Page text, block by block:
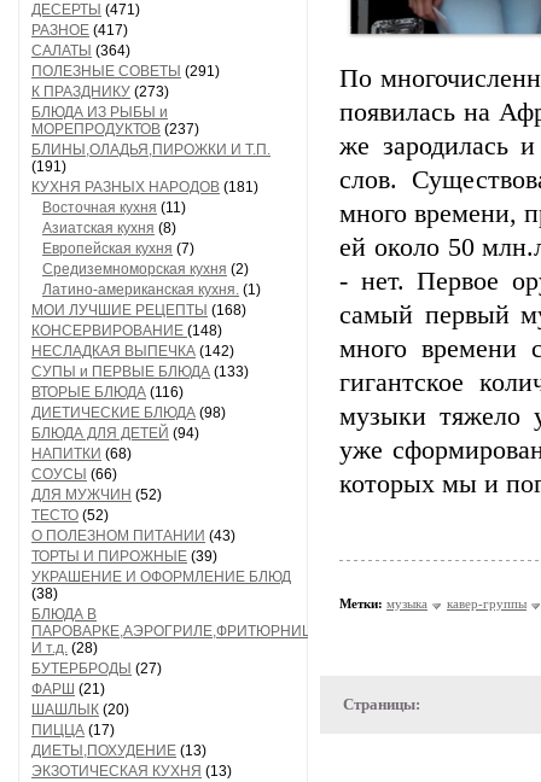
ДЕСЕРТЫ (471)
РАЗНОЕ (417)
САЛАТЫ (364)
ПОЛЕЗНЫЕ СОВЕТЫ (291)
К ПРАЗДНИКУ (273)
БЛЮДА ИЗ РЫБЫ и
МОРЕПРОДУКТОВ (237)
БЛИНЫ,ОЛАДЬЯ,ПИРОЖКИ И Т.П.
(191)
КУХНЯ РАЗНЫХ НАРОДОВ (181)
Восточная кухня (11)
Азиатская кухня (8)
Европейская кухня (7)
Средиземноморская кухня (2)
Латино-американская кухня. (1)
МОИ ЛУЧШИЕ РЕЦЕПТЫ (168)
КОНСЕРВИРОВАНИЕ (148)
НЕСЛАДКАЯ ВЫПЕЧКА (142)
СУПЫ и ПЕРВЫЕ БЛЮДА (133)
ВТОРЫЕ БЛЮДА (116)
ДИЕТИЧЕСКИЕ БЛЮДА (98)
БЛЮДА ДЛЯ ДЕТЕЙ (94)
НАПИТКИ (68)
СОУСЫ (66)
ДЛЯ МУЖЧИН (52)
ТЕСТО (52)
О ПОЛЕЗНОМ ПИТАНИИ (43)
ТОРТЫ И ПИРОЖНЫЕ (39)
УКРАШЕНИЕ И ОФОРМЛЕНИЕ БЛЮД
(38)
БЛЮДА В
ПАРОВАРКЕ,АЭРОГРИЛЕ,ФРИТЮРНИЦЕ
И т.д. (28)
БУТЕРБРОДЫ (27)
ФАРШ (21)
ШАШЛЫК (20)
ПИЦЦА (17)
ДИЕТЫ,ПОХУДЕНИЕ (13)
ЭКЗОТИЧЕСКАЯ КУХНЯ (13)
По
появилась на
же зародилась
слов.
много времени,
ей около 50
- нет. Первое
самый первый
много времени
гигантское
музыки тяжело
уже
которых мы и
Метки: музыка кавер-группы
Страницы: